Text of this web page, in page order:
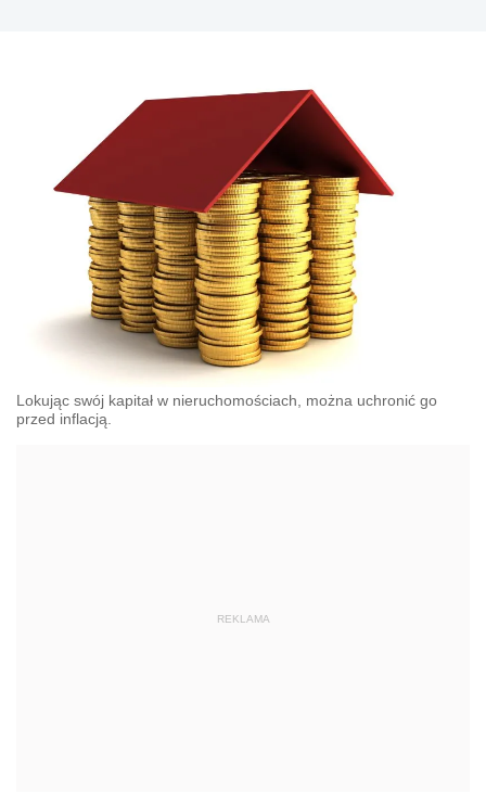
Lokując swój kapitał w nieruchomościach, można uchronić go
przed inflacją.